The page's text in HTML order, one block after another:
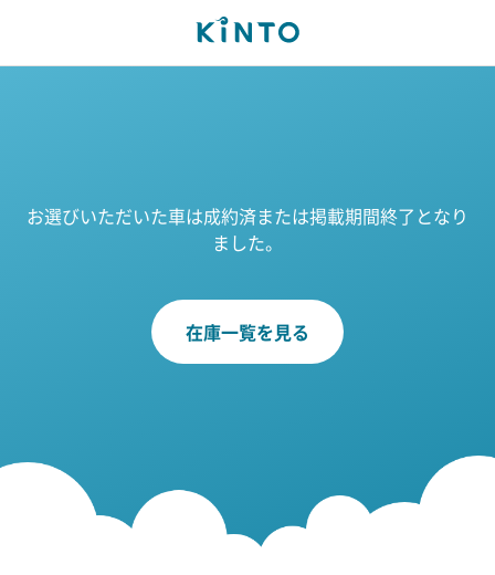
お選びいただいた車は成約済または掲載期間終了となり
ました。
在庫一覧を見る